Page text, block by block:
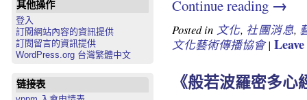
其他操作
登入
訂閱網站內容的資訊提供
訂閱留言的資訊提供
WordPress.org 台灣繁體中文
链接表
Continue reading →
Posted in 文化, 社團消息,
文化藝術傳播協會|
《般若波羅密多